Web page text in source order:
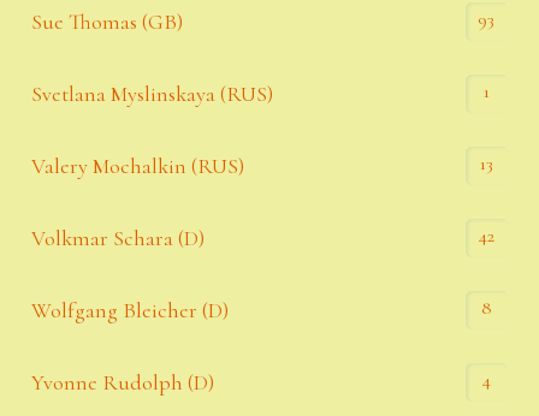
Sue Thomas (GB) 93
Svetlana Myslinskaya (RUS) 1
Valery Mochalkin (RUS) 13
Volkmar Schara (D) 42
Wolfgang Bleicher (D) 8
Yvonne Rudolph (D) 4